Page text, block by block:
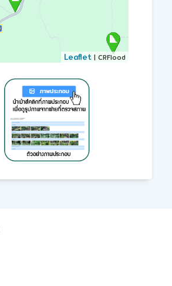
Leaflet | CRFlood